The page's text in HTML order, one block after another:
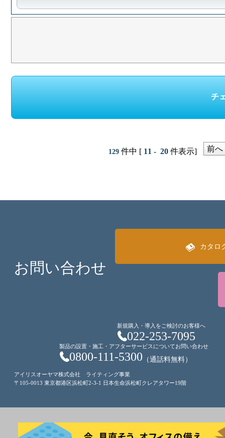
129件中 [ 11 - 20件表示] 前へ
お問い合わせ
カタロ
新規購入・導入をご検討のお客様へ
022-253-7095
製品の設置・施工・アフターサービスについてお問い合わせ
0800-111-5300 （通話料無料）
アイリスオーヤマ株式会社 ライティング事業
〒105-0013 東京都港区浜松町2-3-1 日本生命浜松町クレアタワー19階